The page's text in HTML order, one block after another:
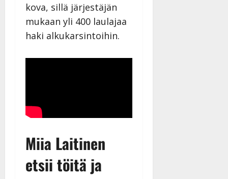
kova, sillä järjestäjän
mukaan yli 400 laulajaa
haki alkukarsintoihin.
Miia Laitinen
etsii töitä ja